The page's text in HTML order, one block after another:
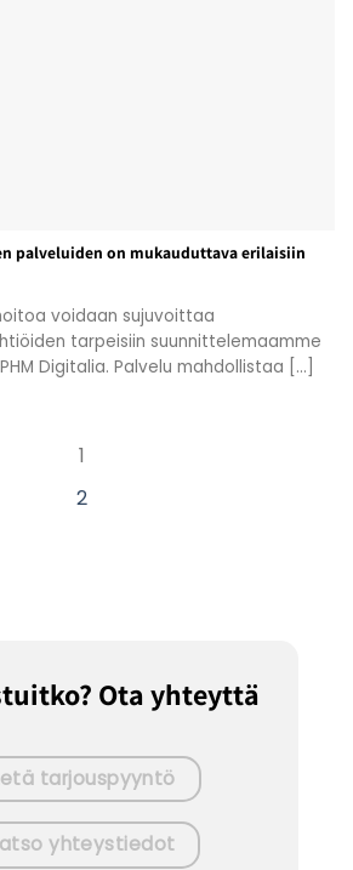
palveluiden on mukauduttava erilaisiin
voidaan sujuvoittaa
tarpeisiin suunnittelemaamme
Digitalia. Palvelu mahdollistaa [...]
1
2
Ota yhteyttä
tarjouspyyntö
yhteystiedot